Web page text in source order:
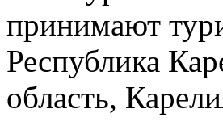
принимают
Республика
область,